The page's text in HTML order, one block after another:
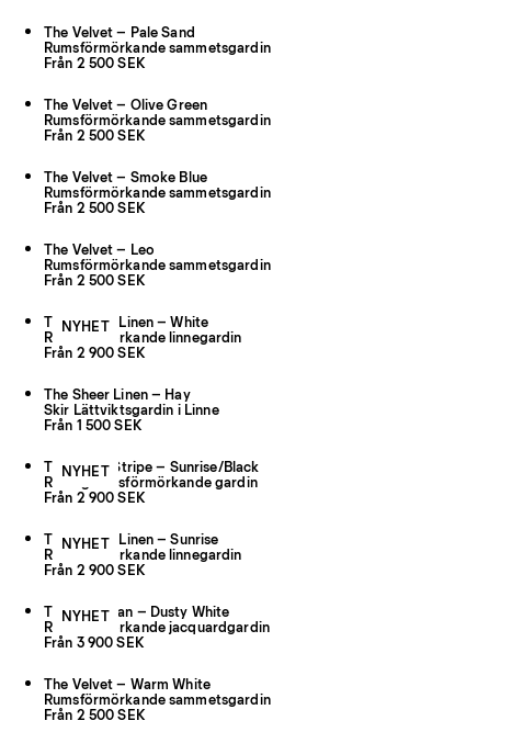
The Velvet – Pale Sand
Rumsförmörkande sammetsgardin
Från 2 500 SEK
The Velvet – Olive Green
Rumsförmörkande sammetsgardin
Från 2 500 SEK
The Velvet – Smoke Blue
Rumsförmörkande sammetsgardin
Från 2 500 SEK
The Velvet – Leo
Rumsförmörkande sammetsgardin
Från 2 500 SEK
NYHET
The Studio Linen – White
Rumsförmörkande linnegardin
Från 2 900 SEK
The Sheer Linen – Hay
Skir Lättviktsgardin i Linne
Från 1 500 SEK
NYHET
The Triple Stripe – Sunrise/Black
Randig rumsförmörkande gardin
Från 2 900 SEK
NYHET
The Studio Linen – Sunrise
Rumsförmörkande linnegardin
Från 2 900 SEK
NYHET
The Cardigan – Dusty White
Rumsförmörkande jacquardgardin
Från 3 900 SEK
The Velvet – Warm White
Rumsförmörkande sammetsgardin
Från 2 500 SEK